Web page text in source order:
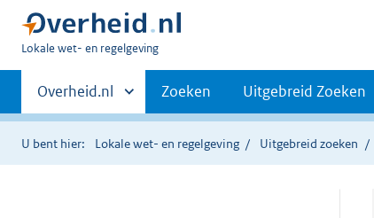
U
hier:
Lokale wet- en regelgeving
Primaire
navigatie
Andere
sites
binnen
Overheid.nl Zoeken Uitgebreid Zoeken
U bent hier: Lokale wet- en regelgeving Uitgebreid zoeken